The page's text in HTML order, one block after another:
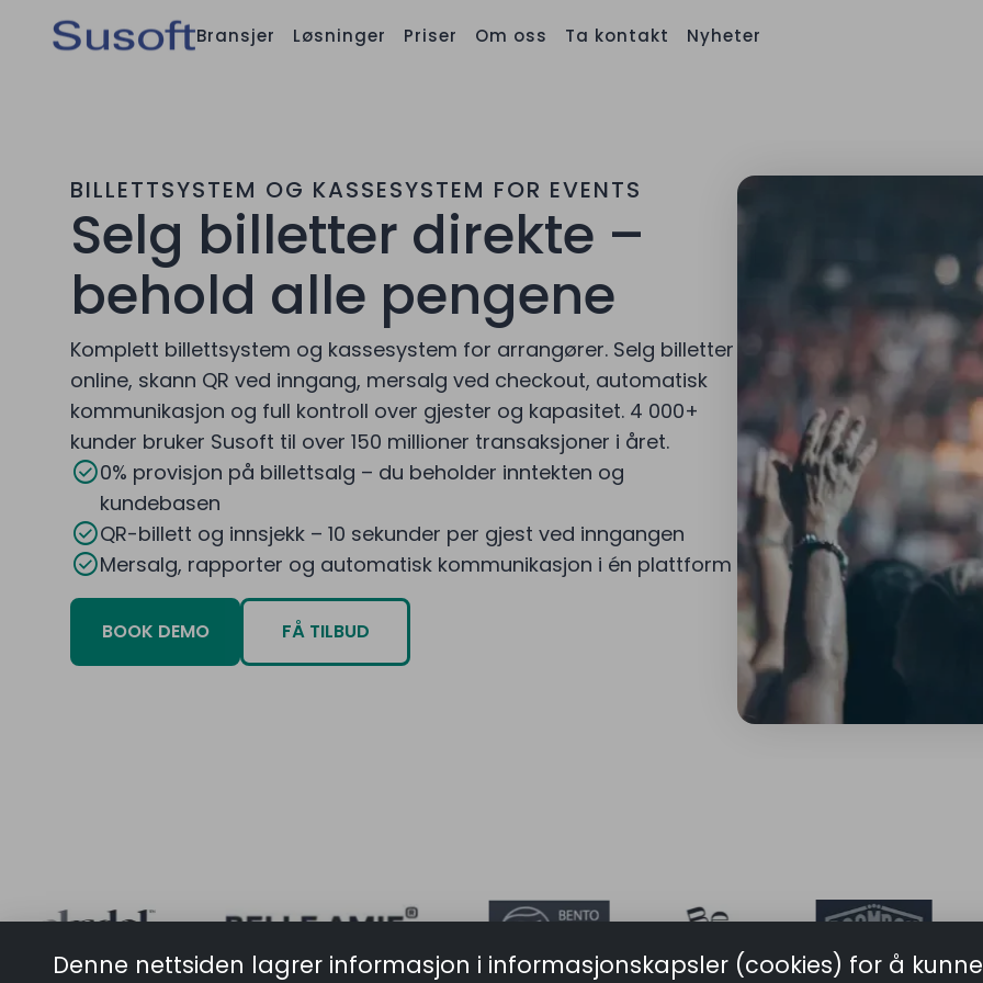
Bransjer Løsninger Priser Om oss Ta kontakt Nyheter
BILLETTSYSTEM OG KASSESYSTEM FOR EVENTS
Selg billetter direkte –
behold alle pengene
Komplett billettsystem og kassesystem for arrangører. Selg billetter
online, skann QR ved inngang, mersalg ved checkout, automatisk
kommunikasjon og full kontroll over gjester og kapasitet. 4 000+
kunder bruker Susoft til over 150 millioner transaksjoner i året.
check_circle0% provisjon på billettsalg – du beholder inntekten og
kundebasen
check_circleQR-billett og innsjekk – 10 sekunder per gjest ved inngangen
check_circleMersalg, rapporter og automatisk kommunikasjon i én plattform
BOOK DEMO FÅ TILBUD
Denne nettsiden lagrer informasjon i informasjonskapsler (cookies) for å